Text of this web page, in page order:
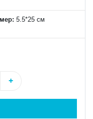
5.5*25 см
+